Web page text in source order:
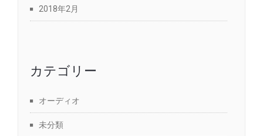
2018年2月
カテゴリー
オーディオ
未分類